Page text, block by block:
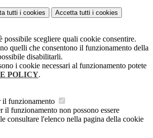
tutti i cookies Accetta tutti i cookies
possibile scegliere quali cookie consentire.
quelli che consentono il funzionamento della
disabilitarli.
i cookie necessari al funzionamento potete
POLICY.
il funzionamento
il funzionamento non possono essere
consultare l'elenco nella pagina della cookie